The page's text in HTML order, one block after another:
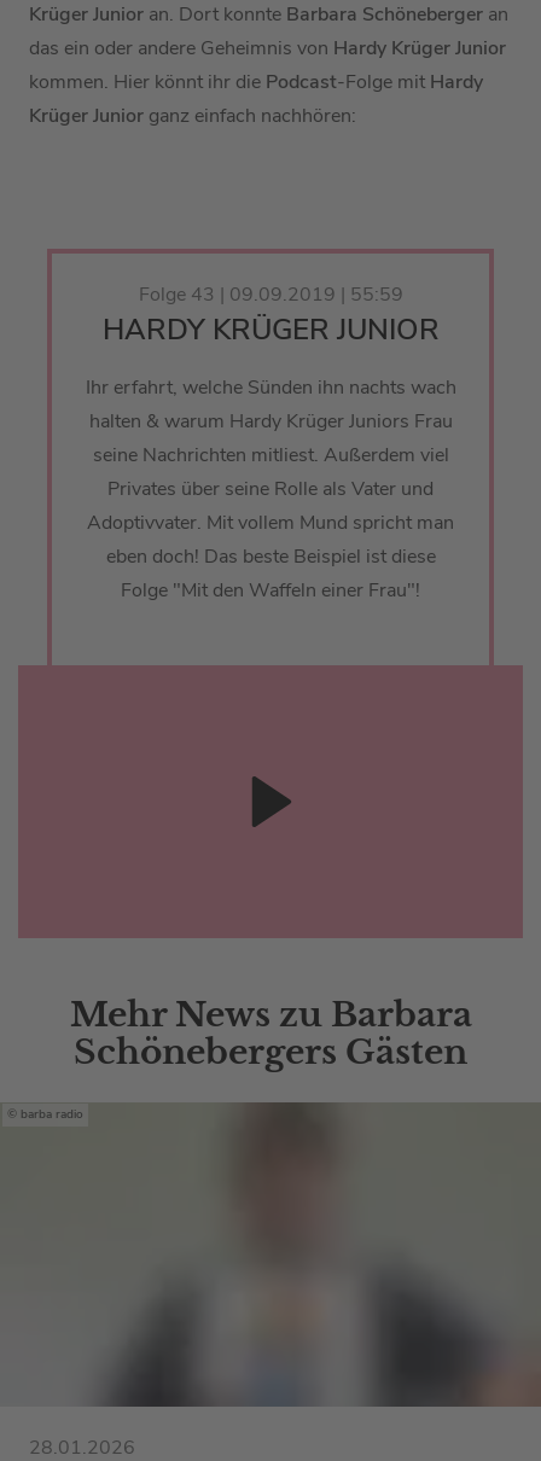
Krüger Junior an. Dort konnte Barbara Schöneberger an
das ein oder andere Geheimnis von Hardy Krüger Junior
kommen. Hier könnt ihr die Podcast-Folge mit Hardy
Krüger Junior ganz einfach nachhören:
Folge 43 | 09.09.2019 | 55:59
HARDY KRÜGER JUNIOR
Ihr erfahrt, welche Sünden ihn nachts wach
halten & warum Hardy Krüger Juniors Frau
seine Nachrichten mitliest. Außerdem viel
Privates über seine Rolle als Vater und
Adoptivvater. Mit vollem Mund spricht man
eben doch! Das beste Beispiel ist diese
Folge "Mit den Waffeln einer Frau"!
Mehr News zu Barbara
Schönebergers Gästen
barba radio
28.01.2026